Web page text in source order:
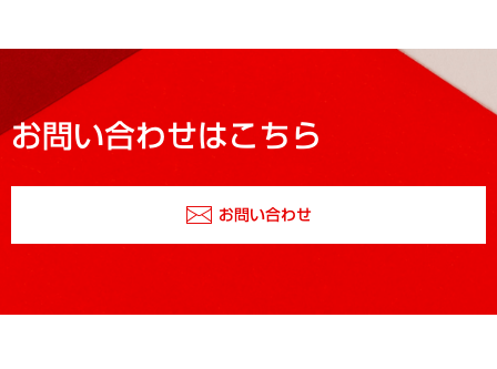
お問い合わせはこちら
お問い合わせ